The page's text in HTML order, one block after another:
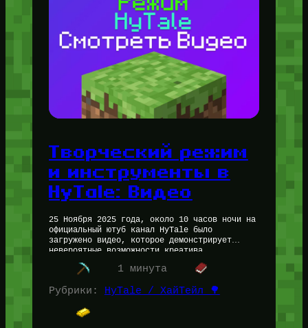
Творческий режим
и инструменты в
HyTale: Видео
25 Ноября 2025 года, около 10 часов ночи на
официальный ютуб канал HyTale было
загружено видео, которое демонстрирует
невероятные возможности креатива
(творческого режима) в ХайТейле, а так же
множество других…1 минута
Рубрики:
HyTale / ХайТейл 🌳